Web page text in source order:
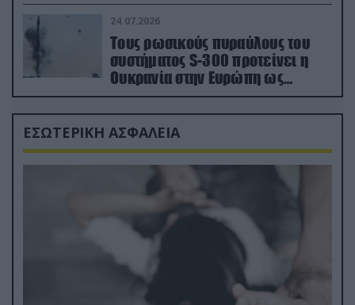
24.07.2026
Τους ρωσικούς πυραύλους του
συστήματος S-300 προτείνει η
Ουκρανία στην Ευρώπη ως
αντιβαλλιστικό σύστημα
ΕΣΩΤΕΡΙΚΗ ΑΣΦΑΛΕΙΑ